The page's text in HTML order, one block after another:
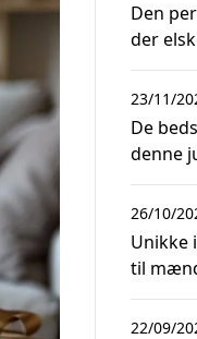
Den
der
De
denne
23/11/
Unikke
til
26/10/
22/09/